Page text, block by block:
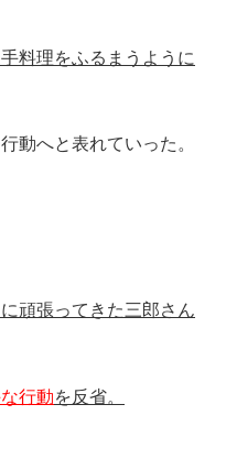
料理をふるまうように
動へと表れていった。
頑張ってきた三郎さん
行動を反省。